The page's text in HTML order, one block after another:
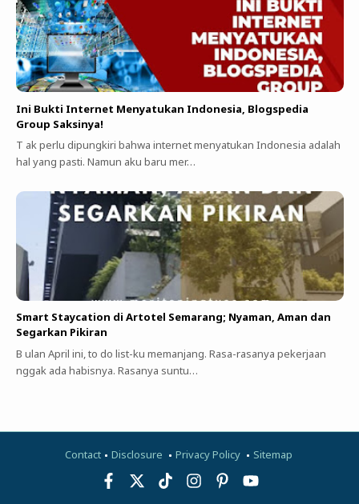
Ini Bukti Internet Menyatukan Indonesia, Blogspedia
Group Saksinya!
T ak perlu dipungkiri bahwa internet menyatukan Indonesia adalah
hal yang pasti. Namun aku baru mer…
Smart Staycation di Artotel Semarang; Nyaman, Aman dan
Segarkan Pikiran
B ulan April ini, to do list-ku memanjang. Rasa-rasanya pekerjaan
nggak ada habisnya. Rasanya suntu…
Contact Disclosure Privacy Policy Sitemap